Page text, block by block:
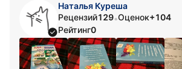
Наталья Куреша
Рецензий129•Оценок+104
Рейтинг0